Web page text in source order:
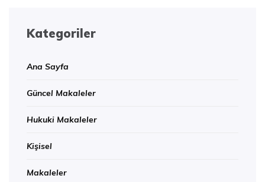
Kategoriler
Ana Sayfa
Güncel Makaleler
Hukuki Makaleler
Kişisel
Makaleler